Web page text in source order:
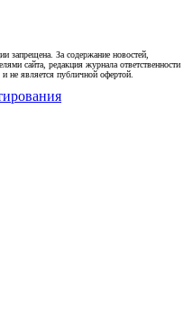
запрещена. За содержание новостей,
сайта, редакция журнала ответственности
не является публичной офертой.